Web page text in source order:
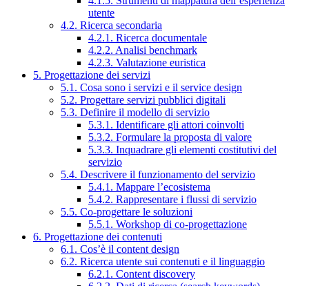
utente
4.2. Ricerca secondaria
4.2.1. Ricerca documentale
4.2.2. Analisi benchmark
4.2.3. Valutazione euristica
5. Progettazione dei servizi
5.1. Cosa sono i servizi e il service design
5.2. Progettare servizi pubblici digitali
5.3. Definire il modello di servizio
5.3.1. Identificare gli attori coinvolti
5.3.2. Formulare la proposta di valore
5.3.3. Inquadrare gli elementi costitutivi del
servizio
5.4. Descrivere il funzionamento del servizio
5.4.1. Mappare l’ecosistema
5.4.2. Rappresentare i flussi di servizio
5.5. Co-progettare le soluzioni
5.5.1. Workshop di co-progettazione
6. Progettazione dei contenuti
6.1. Cos’è il content design
6.2. Ricerca utente sui contenuti e il linguaggio
6.2.1. Content discovery